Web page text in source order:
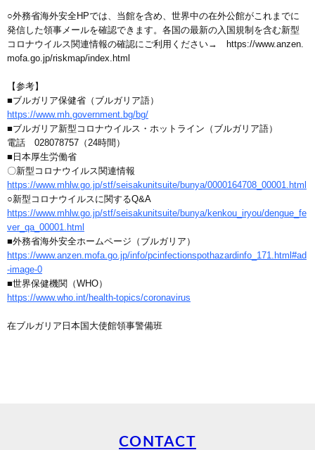
○外務省海外安全HPでは、当館を含め、世界中の在外公館がこれまでに
発信した領事メールを確認できます。各国の最新の入国規制を含む新型
コロナウイルス関連情報の確認にご利用ください→ https://www.anzen.
mofa.go.jp/riskmap/index.html
【参考】
■ブルガリア保健省（ブルガリア語）
https://www.mh.government.bg/bg/
■ブルガリア新型コロナウイルス・ホットライン（ブルガリア語）
電話 028078757（24時間）
■日本厚生労働省
〇新型コロナウイルス関連情報
https://www.mhlw.go.jp/stf/seisakunitsuite/bunya/0000164708_00001.html
○新型コロナウイルスに関するQ&A
https://www.mhlw.go.jp/stf/seisakunitsuite/bunya/kenkou_iryou/dengue_fe
ver_qa_00001.html
■外務省海外安全ホームページ（ブルガリア）
https://www.anzen.mofa.go.jp/info/pcinfectionspothazardinfo_171.html#ad
-image-0
■世界保健機関（WHO）
https://www.who.int/health-topics/coronavirus
在ブルガリア日本国大使館領事警備班
CONTACT